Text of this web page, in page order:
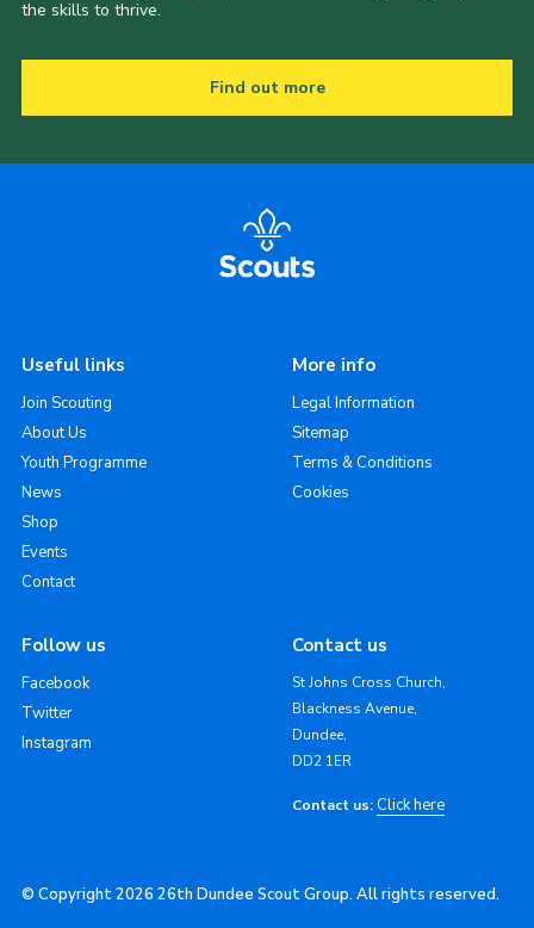
the skills to thrive.
Find out more
Useful links
Join Scouting
About Us
Youth Programme
News
Shop
Events
Contact
More info
Legal Information
Sitemap
Terms & Conditions
Cookies
Follow us
Facebook
Twitter
Instagram
Contact us
St Johns Cross Church,
Blackness Avenue,
Dundee,
DD2 1ER
Contact us: Click here
© Copyright 2026 26th Dundee Scout Group. All rights reserved.